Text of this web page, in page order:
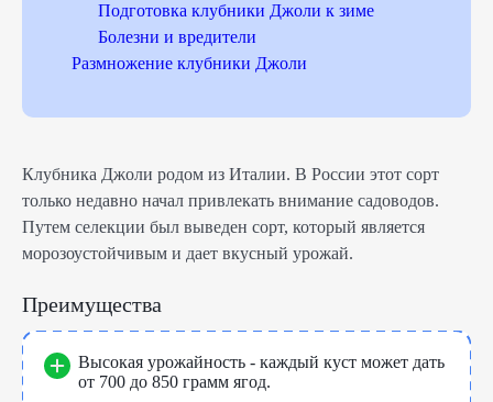
Подготовка клубники Джоли к зиме
Болезни и вредители
Размножение клубники Джоли
Клубника Джоли родом из Италии. В России этот сорт
только недавно начал привлекать внимание садоводов.
Путем селекции был выведен сорт, который является
морозоустойчивым и дает вкусный урожай.
Преимущества
Высокая урожайность - каждый куст может дать
от 700 до 850 грамм ягод.